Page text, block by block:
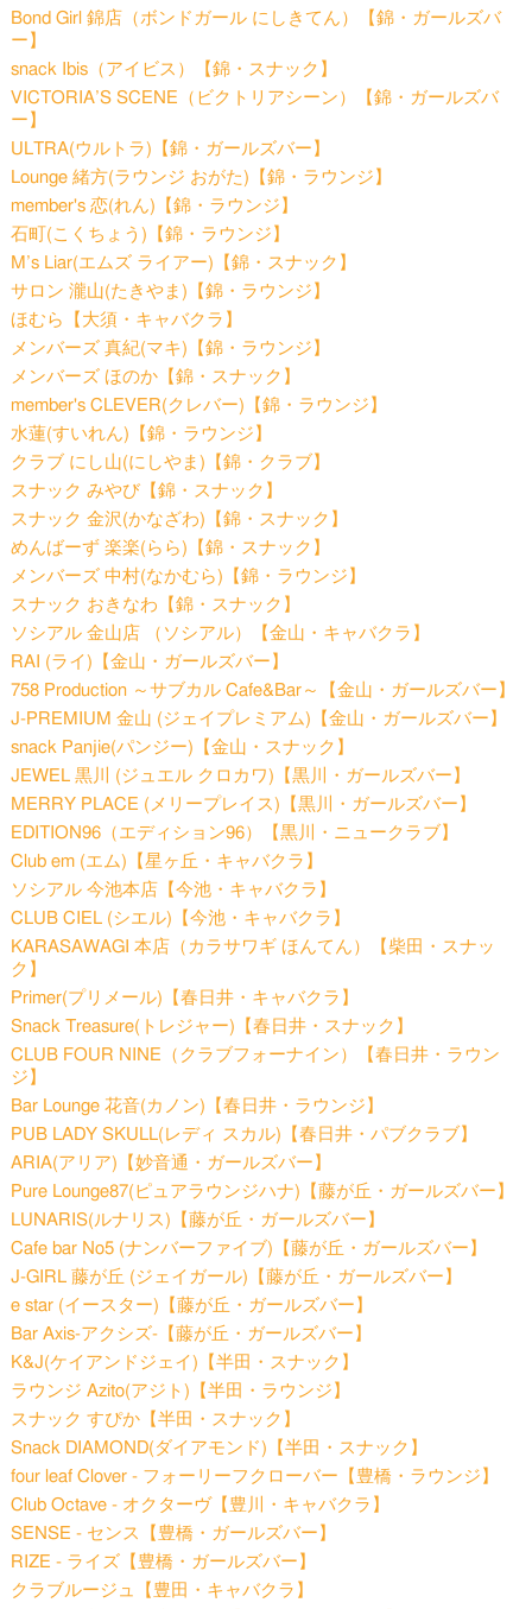
Bond Girl 錦店（ボンドガール にしきてん）【錦・ガールズバ
ー】
snack Ibis（アイビス）【錦・スナック】
VICTORIA’S SCENE（ビクトリアシーン）【錦・ガールズバ
ー】
ULTRA(ウルトラ)【錦・ガールズバー】
Lounge 緒方(ラウンジ おがた)【錦・ラウンジ】
member's 恋(れん)【錦・ラウンジ】
石町(こくちょう)【錦・ラウンジ】
M’s Liar(エムズ ライアー)【錦・スナック】
サロン 瀧山(たきやま)【錦・ラウンジ】
ほむら【大須・キャバクラ】
メンバーズ 真紀(マキ)【錦・ラウンジ】
メンバーズ ほのか【錦・スナック】
member's CLEVER(クレバー)【錦・ラウンジ】
水蓮(すいれん)【錦・ラウンジ】
クラブ にし山(にしやま)【錦・クラブ】
スナック みやび【錦・スナック】
スナック 金沢(かなざわ)【錦・スナック】
めんばーず 楽楽(らら)【錦・スナック】
メンバーズ 中村(なかむら)【錦・ラウンジ】
スナック おきなわ【錦・スナック】
ソシアル 金山店 （ソシアル）【金山・キャバクラ】
RAI (ライ)【金山・ガールズバー】
758 Production ～サブカル Cafe&Bar～【金山・ガールズバー】
J-PREMIUM 金山 (ジェイプレミアム)【金山・ガールズバー】
snack Panjie(パンジー)【金山・スナック】
JEWEL 黒川 (ジュエル クロカワ)【黒川・ガールズバー】
MERRY PLACE (メリープレイス)【黒川・ガールズバー】
EDITION96（エディション96）【黒川・ニュークラブ】
Club em (エム)【星ヶ丘・キャバクラ】
ソシアル 今池本店【今池・キャバクラ】
CLUB CIEL (シエル)【今池・キャバクラ】
KARASAWAGI 本店（カラサワギ ほんてん）【柴田・スナッ
ク】
Primer(プリメール)【春日井・キャバクラ】
Snack Treasure(トレジャー)【春日井・スナック】
CLUB FOUR NINE（クラブフォーナイン）【春日井・ラウン
ジ】
Bar Lounge 花音(カノン)【春日井・ラウンジ】
PUB LADY SKULL(レディ スカル)【春日井・パブクラブ】
ARIA(アリア)【妙音通・ガールズバー】
Pure Lounge87(ピュアラウンジハナ)【藤が丘・ガールズバー】
LUNARIS(ルナリス)【藤が丘・ガールズバー】
Cafe bar No5 (ナンバーファイブ)【藤が丘・ガールズバー】
J-GIRL 藤が丘 (ジェイガール)【藤が丘・ガールズバー】
e star (イースター)【藤が丘・ガールズバー】
Bar Axis‐アクシズ‐【藤が丘・ガールズバー】
K&J(ケイアンドジェイ)【半田・スナック】
ラウンジ Azito(アジト)【半田・ラウンジ】
スナック すぴか【半田・スナック】
Snack DIAMOND(ダイアモンド)【半田・スナック】
four leaf Clover - フォーリーフクローバー【豊橋・ラウンジ】
Club Octave - オクターヴ【豊川・キャバクラ】
SENSE - センス【豊橋・ガールズバー】
RIZE - ライズ【豊橋・ガールズバー】
クラブルージュ【豊田・キャバクラ】